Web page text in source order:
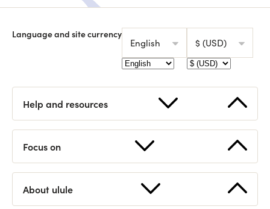
Language and site currency
English $ (USD)
Help and resources
Contact us
Statistics
Focus on
Eligible projects
About ulule